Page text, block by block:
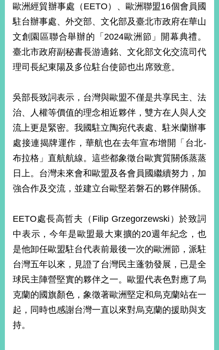
經
濟
不
落
國
和
平
護
照
回
首
頁
網
站
覽
關
本
新
聞
中
心
外
交
資
訊
歐洲經貿辦事處（EETO）、歐洲聯盟16個會員國
駐台辦事處、外交部、文化部及臺北市政府在華山
文創園區聯合舉辦的「2024歐洲節」開幕典禮。
臺北市政府副秘書長游適銘、文化部文化交流司代
理司長紀東陽及多位駐台使節也出席致意。
吳部長致詞表示，台灣與歐盟不僅是共享民主、法
治、人權等價值的理念相近夥伴，雙方在人與人交
流上更是緊密。我國駐立陶宛代表處、駐米蘭辦事
處接連揭牌運作，華航也在去年宣布增開「台北-
布拉格」直航航線。這些都象徵台歐實質關係蒸蒸
日上。台灣未來會和歐盟及各會員國繼續努力，加
強合作及交流，並建立台歐堅若磐石的夥伴關係。
EETO處長高哲夫（Filip Grzegorzewski）於致詞
中表示，今年是歐盟最大東擴的20週年紀念，也
是他卸任歐盟駐台代表前最後一次的歐洲節，派駐
台灣五年以來，見證了台灣民主蓬勃發展，已是全
球民主陣營堅實的夥伴之一。歐盟代表色對應了烏
克蘭的國旗顏色，象徵著歐洲堅定和烏克蘭站在一
起，同時也感謝台灣一直以來對烏克蘭的援助與支
持。